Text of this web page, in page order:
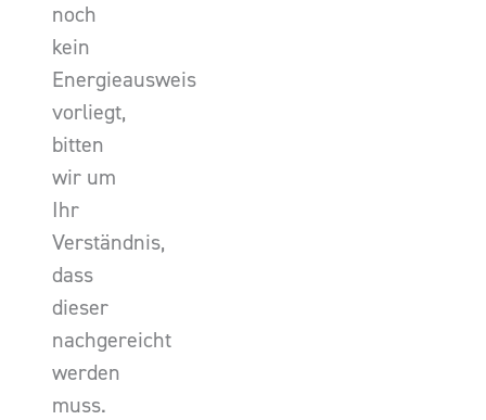
noch
kein
Energieausweis
vorliegt,
bitten
wir um
Ihr
Verständnis,
dass
dieser
nachgereicht
werden
muss.